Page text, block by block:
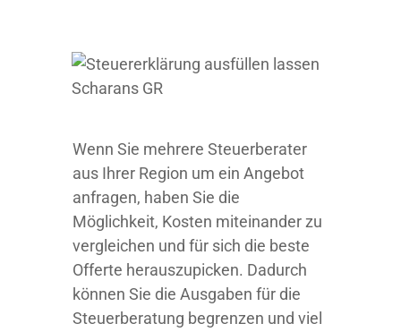
Wenn Sie mehrere Steuerberater
aus Ihrer Region um ein Angebot
anfragen, haben Sie die
Möglichkeit, Kosten miteinander zu
vergleichen und für sich die beste
Offerte herauszupicken. Dadurch
können Sie die Ausgaben für die
Steuerberatung begrenzen und viel